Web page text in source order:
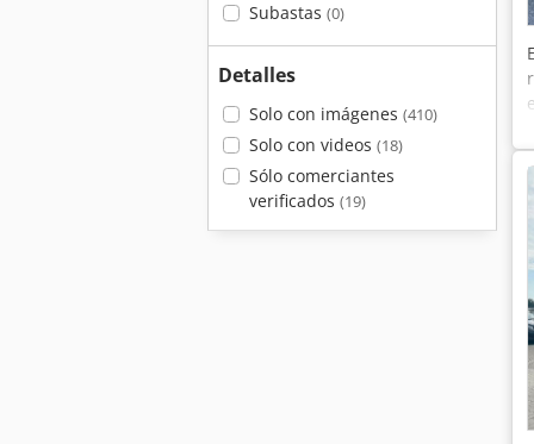
Subastas (0)
Detalles
Solo con imágenes (410)
Solo con videos (18)
Sólo comerciantes
verificados (19)